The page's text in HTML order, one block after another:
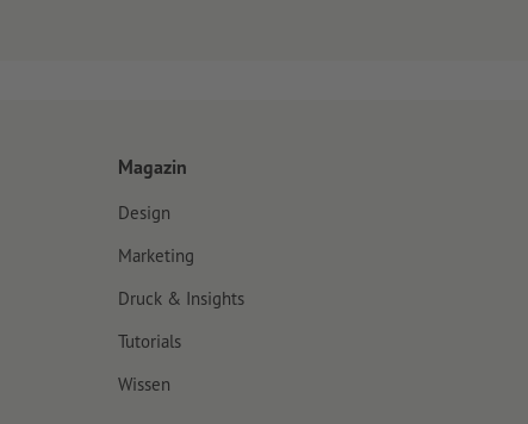
Magazin
Design
Marketing
Druck & Insights
Tutorials
Wissen